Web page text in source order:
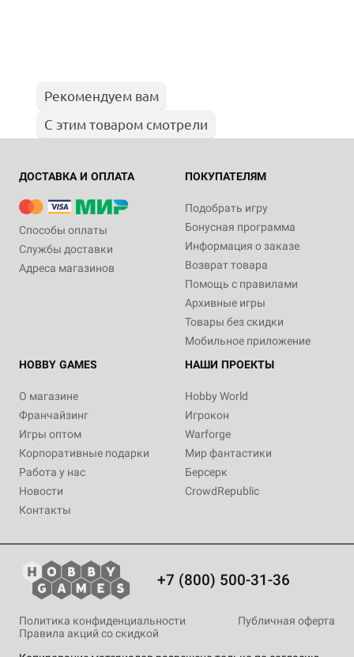
Рекомендуем вам
С этим товаром смотрели
ДОСТАВКА И ОПЛАТА
Способы оплаты
Службы доставки
Адреса магазинов
ПОКУПАТЕЛЯМ
Подобрать игру
Бонусная программа
Информация о заказе
Возврат товара
Помощь с правилами
Архивные игры
Товары без скидки
Мобильное приложение
HOBBY GAMES
О магазине
Франчайзинг
Игры оптом
Корпоративные подарки
Работа у нас
Новости
Контакты
НАШИ ПРОЕКТЫ
Hobby World
Игрокон
Warforge
Мир фантастики
Берсерк
CrowdRepublic
+7 (800) 500-31-36
Политика конфиденциальности
Публичная оферта
Правила акций со скидкой